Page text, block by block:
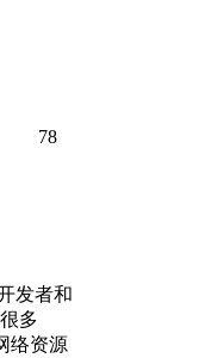
78
发者和
多
络资源